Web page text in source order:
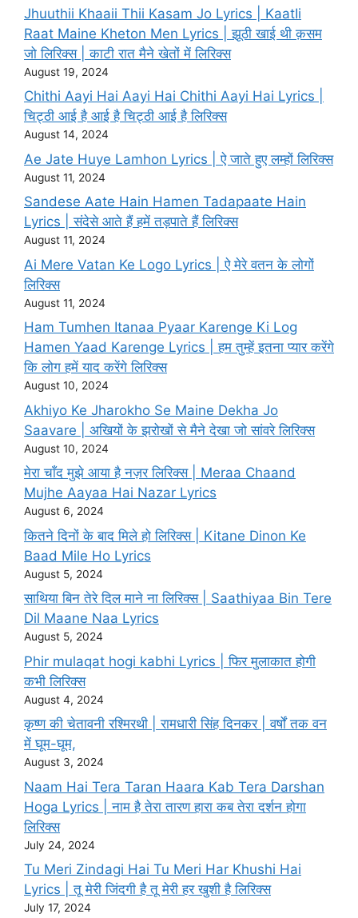
Jhuuthii Khaaii Thii Kasam Jo Lyrics | KaatIi
Raat Maine Kheton Men Lyrics | झूठी खाई थी क़सम
जो लिरिक्स | काटी रात मैने खेतों में लिरिक्स
August 19, 2024
Chithi Aayi Hai Aayi Hai Chithi Aayi Hai Lyrics |
चिट्ठी आई है आई है चिट्ठी आई है लिरिक्स
August 14, 2024
Ae Jate Huye Lamhon Lyrics | ऐ जाते हुए लम्हों लिरिक्स
August 11, 2024
Sandese Aate Hain Hamen Tadapaate Hain
Lyrics | संदेसे आते हैं हमें तड़पाते हैं लिरिक्स
August 11, 2024
Ai Mere Vatan Ke Logo Lyrics | ऐ मेरे वतन के लोगों
लिरिक्स
August 11, 2024
Ham Tumhen Itanaa Pyaar Karenge Ki Log
Hamen Yaad Karenge Lyrics | हम तुम्हें इतना प्यार करेंगे
कि लोग हमें याद करेंगे लिरिक्स
August 10, 2024
Akhiyo Ke Jharokho Se Maine Dekha Jo
Saavare | अखियों के झरोखों से मैने देखा जो सांवरे लिरिक्स
August 10, 2024
मेरा चाँद मुझे आया है नज़र लिरिक्स | Meraa Chaand
Mujhe Aayaa Hai Nazar Lyrics
August 6, 2024
कितने दिनों के बाद मिले हो लिरिक्स | Kitane Dinon Ke
Baad Mile Ho Lyrics
August 5, 2024
साथिया बिन तेरे दिल माने ना लिरिक्स | Saathiyaa Bin Tere
Dil Maane Naa Lyrics
August 5, 2024
Phir mulaqat hogi kabhi Lyrics | फिर मुलाकात होगी
कभी लिरिक्स
August 4, 2024
कृष्ण की चेतावनी रश्मिरथी | रामधारी सिंह दिनकर | वर्षों तक वन
में घूम-घूम,
August 3, 2024
Naam Hai Tera Taran Haara Kab Tera Darshan
Hoga Lyrics | नाम है तेरा तारण हारा कब तेरा दर्शन होगा
लिरिक्स
July 24, 2024
Tu Meri Zindagi Hai Tu Meri Har Khushi Hai
Lyrics | तू मेरी जिंदगी है तू मेरी हर खुशी है लिरिक्स
July 17, 2024